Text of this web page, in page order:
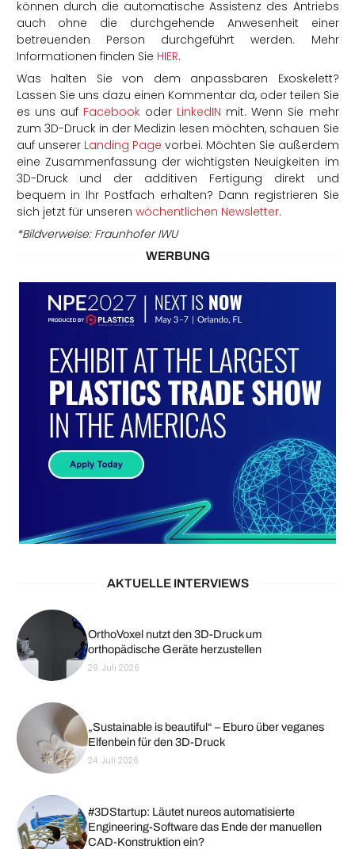
können durch die automatische Assistenz des Antriebs
auch ohne die durchgehende Anwesenheit einer
betreuenden Person durchgeführt werden. Mehr
Informationen finden Sie HIER.
Was halten Sie von dem anpassbaren Exoskelett?
Lassen Sie uns dazu einen Kommentar da, oder teilen Sie
es uns auf Facebookoder LinkedIN mit. Wenn Sie mehr
zum 3D-Druck in der Medizin lesen möchten, schauen Sie
auf unserer Landing Page vorbei. Möchten Sie außerdem
eine Zusammenfassung der wichtigsten Neuigkeiten im
3D-Druck und der additiven Fertigung direkt und
bequem in Ihr Postfach erhalten? Dann registrieren Sie
sich jetzt für unseren wöchentlichen Newsletter.
*Bildverweise: Fraunhofer IWU
WERBUNG
AKTUELLE INTERVIEWS
OrthoVoxel nutzt den 3D-Druck um
orthopädische Geräte herzustellen
29. Juli 2026
„Sustainable is beautiful“ – Eburo über veganes
Elfenbein für den 3D-Druck
24. Juli 2026
#3DStartup: Läutet nureos automatisierte
Engineering-Software das Ende der manuellen
CAD-Konstruktion ein?